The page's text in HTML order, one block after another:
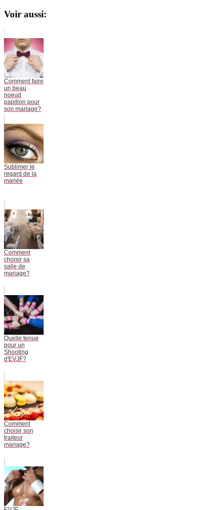
Voir aussi:
Comment faire
un beau
noeud
papillon pour
son mariage?
Sublimer le
regard de la
mariée
Comment
choisir sa
salle de
mariage?
Quelle tenue
pour un
Shooting
d'EVJF?
Comment
choisir son
traiteur
mariage?